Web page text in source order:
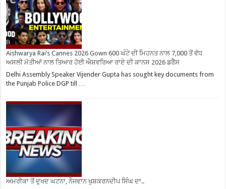
Aishwarya Rai’s Cannes 2026 Gown 600 ਘੰਟੇ ਦੀ ਮਿਹਨਤ ਨਾਲ 7,000 ਤੋਂ ਵੱਧ
ਅਸਲੀ ਮੋਤੀਆਂ ਨਾਲ ਤਿਆਰ ਹੋਈ ਐਸ਼ਵਰਿਆ ਰਾਏ ਦੀ ਕਾਨਸ 2026 ਡਰੈੱਸ
Delhi Assembly Speaker Vijender Gupta has sought key documents from
the Punjab Police DGP till …
ਅਮਰੀਕਾ ਤੋਂ ਦੁਖਦ ਘਟਨਾ, ਨੌਜਵਾਨ ਖੁਸ਼ਕਰਨਦੀਪ ਸਿੰਘ ਦਾ..